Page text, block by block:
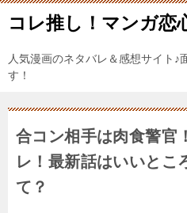
コレ推し！マンガ恋
人気漫画のネタバレ＆感想サイト♪
す！
合コン相手は肉食警官
レ！最新話はいいとこ
て？